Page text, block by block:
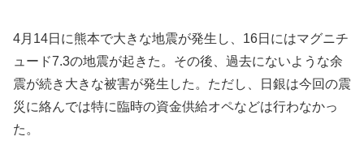
4月14日に熊本で大きな地震が発生し、16日にはマグニチ
ュード7.3の地震が起きた。その後、過去にないような余
震が続き大きな被害が発生した。ただし、日銀は今回の震
災に絡んでは特に臨時の資金供給オペなどは行わなかっ
た。